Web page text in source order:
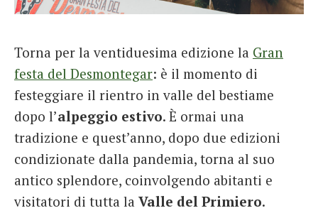
French
Torna per la ventiduesima edizione la Gran
festa del Desmontegar: è il momento di
festeggiare il rientro in valle del bestiame
dopo l’alpeggio estivo. È ormai una
tradizione e quest’anno, dopo due edizioni
condizionate dalla pandemia, torna al suo
antico splendore, coinvolgendo abitanti e
visitatori di tutta la Valle del Primiero.